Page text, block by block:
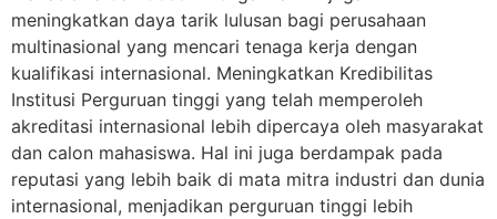
meningkatkan daya tarik lulusan bagi perusahaan
multinasional yang mencari tenaga kerja dengan
kualifikasi internasional. Meningkatkan Kredibilitas
Institusi Perguruan tinggi yang telah memperoleh
akreditasi internasional lebih dipercaya oleh masyarakat
dan calon mahasiswa. Hal ini juga berdampak pada
reputasi yang lebih baik di mata mitra industri dan dunia
internasional, menjadikan perguruan tinggi lebih